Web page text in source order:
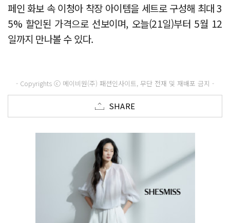
페인 화보 속 이청아 착장 아이템을 세트로 구성해 최대 3
5% 할인된 가격으로 선보이며, 오늘(21일)부터 5월 12
일까지 만나볼 수 있다.
- Copyrights ⓒ 메이비원(주) 패션인사이트, 무단 전재 및 재배포 금지 -
SHARE